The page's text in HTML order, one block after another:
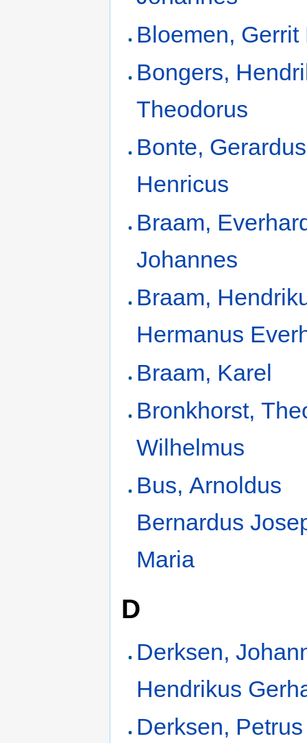
Bloemen, Gerrit
Bongers,
Theodorus
Bonte, Gerardus
Henricus
Braam,
Johannes
Braam,
Hermanus
Braam, Karel
Bronkhorst,
Wilhelmus
Bus, Arnoldus
Bernardus
Maria
D
Derksen,
Hendrikus
Derksen, Petrus